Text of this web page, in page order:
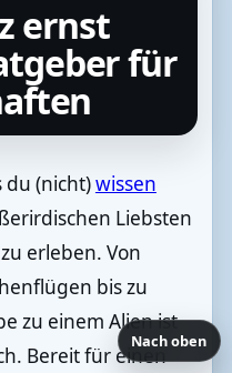
ernst
für
du (nicht)wissen
Liebsten
erleben. Von
bis zu
zu einem Alien ist
Bereit für einen
Nach oben